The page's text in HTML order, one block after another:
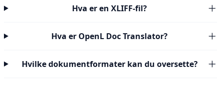
Hva er en XLIFF-fil?
Hva er OpenL Doc Translator?
Hvilke dokumentformater kan du oversette?